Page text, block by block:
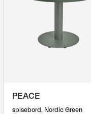
PEACE
spisebord, Nordic Green